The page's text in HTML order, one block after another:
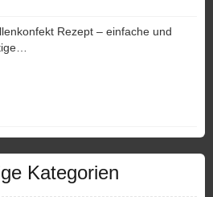
Rezept – einfache und
Kategorien